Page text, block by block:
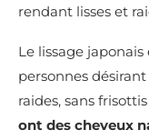
rendant lisses et
Le lissage
personnes
raides, sans
ont des cheveux